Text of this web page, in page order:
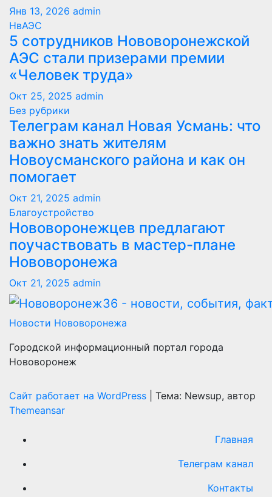
Янв 13, 2026 admin
НвАЭС
5 сотрудников Нововоронежской
АЭС стали призерами премии
«Человек труда»
Окт 25, 2025 admin
Без рубрики
Телеграм канал Новая Усмань: что
важно знать жителям
Новоусманского района и как он
помогает
Окт 21, 2025 admin
Благоустройство
Нововоронежцев предлагают
поучаствовать в мастер-плане
Нововоронежа
Окт 21, 2025 admin
Новости Нововоронежа
Городской информационный портал города
Нововоронеж
Сайт работает на WordPress
Тема: Newsup, автор
Themeansar
Главная
Телеграм канал
Контакты